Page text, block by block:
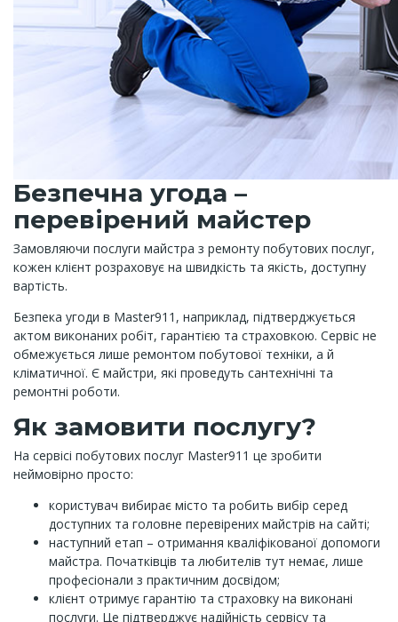
Безпечна угода –
перевірений майстер
Замовляючи послуги майстра з ремонту побутових послуг,
кожен клієнт розраховує на швидкість та якість, доступну
вартість.
Безпека угоди в Master911, наприклад, підтверджується
актом виконаних робіт, гарантією та страховкою. Сервіс не
обмежується лише ремонтом побутової техніки, а й
кліматичної. Є майстри, які проведуть сантехнічні та
ремонтні роботи.
Як замовити послугу?
На сервісі побутових послуг Master911 це зробити
неймовірно просто:
користувач вибирає місто та робить вибір серед
доступних та головне перевірених майстрів на сайті;
наступний етап – отримання кваліфікованої допомоги
майстра. Початківців та любителів тут немає, лише
професіонали з практичним досвідом;
клієнт отримує гарантію та страховку на виконані
послуги. Це підтверджує надійність сервісу та